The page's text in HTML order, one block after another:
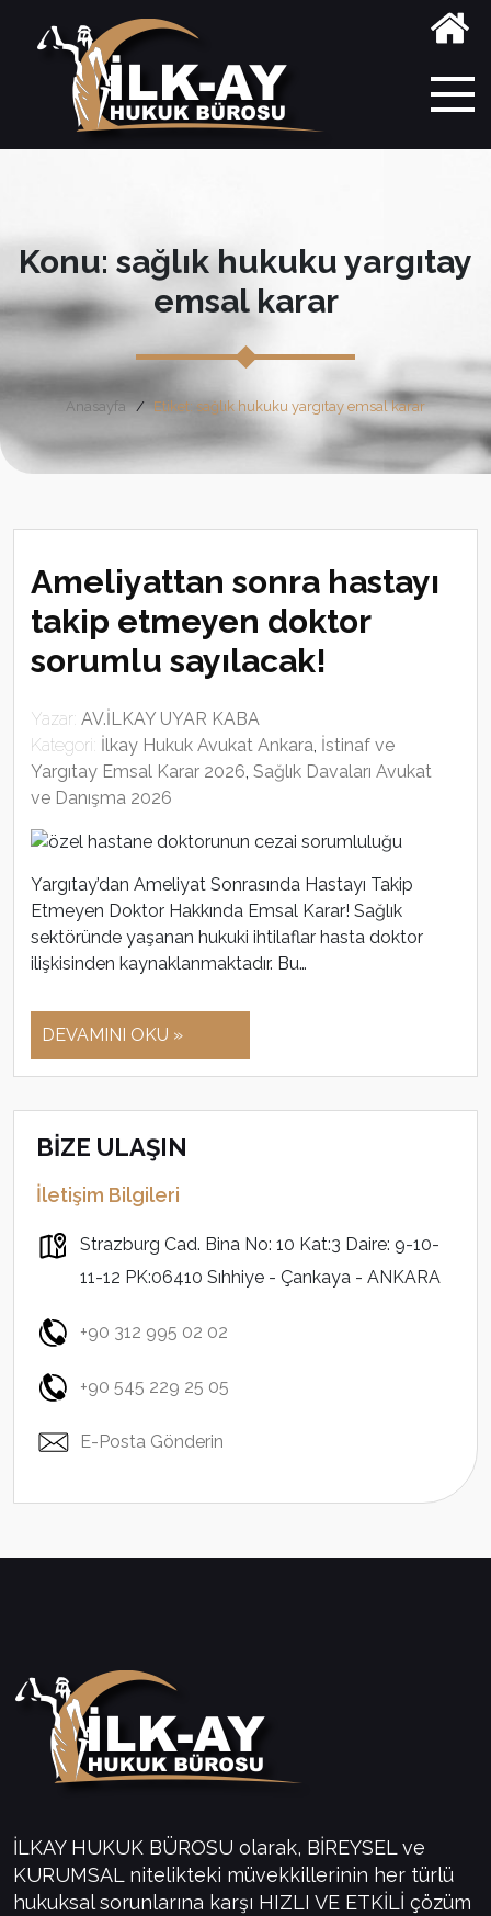
Konu: sağlık hukuku yargıtay
emsal karar
Anasayfa Etiket: sağlık hukuku yargıtay emsal karar
Ameliyattan sonra hastayı
takip etmeyen doktor
sorumlu sayılacak!
Yazar: AV.İLKAY UYAR KABA
Kategori: İlkay Hukuk Avukat Ankara, İstinaf ve
Yargıtay Emsal Karar 2026, Sağlık Davaları Avukat
ve Danışma 2026
Yargıtay’dan Ameliyat Sonrasında Hastayı Takip
Etmeyen Doktor Hakkında Emsal Karar! Sağlık
sektöründe yaşanan hukuki ihtilaflar hasta doktor
ilişkisinden kaynaklanmaktadır. Bu…
DEVAMINI OKU »
BİZE ULAŞIN
İletişim Bilgileri
Strazburg Cad. Bina No: 10 Kat:3 Daire: 9-10-
11-12 PK:06410 Sıhhiye - Çankaya - ANKARA
+90 312 995 02 02
+90 545 229 25 05
E-Posta Gönderin
İLKAY HUKUK BÜROSU olarak, BİREYSEL ve
KURUMSAL nitelikteki müvekkillerinin her türlü
hukuksal sorunlarına karşı HIZLI VE ETKİLİ çözüm